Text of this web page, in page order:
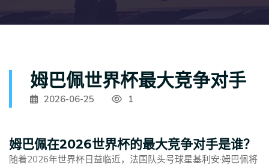
姆巴佩世界杯最大竞争对手
2026-06-25 1
姆巴佩在2026世界杯的最大竞争对手是谁？
随着2026年世界杯日益临近，法国队头号球星基利安·姆巴佩将